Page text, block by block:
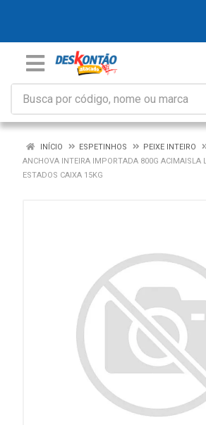
INÍCIO ESPETINHOS
PEIXE INTEIRO
ANCHOVA INTEIRA IMPORTADA 800G ACIMAISLA
ESTADOS CAIXA 15KG